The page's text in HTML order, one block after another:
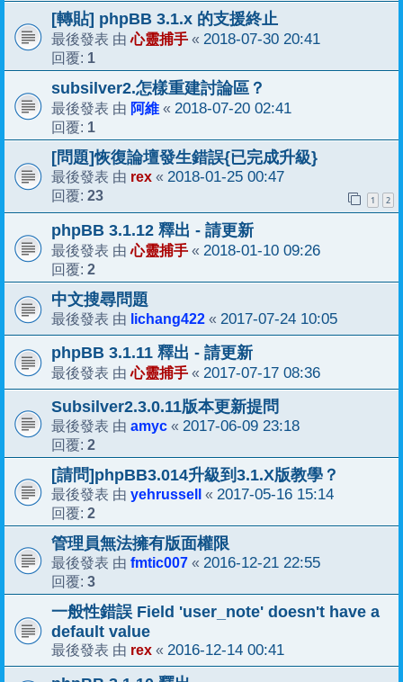
[轉貼] phpBB 3.1.x 的支援終止
最後發表 由心靈捕手 « 2018-07-30 20:41
回覆: 1
subsilver2.怎樣重建討論區？
最後發表 由 阿維 « 2018-07-20 02:41
回覆: 1
[問題]恢復論壇發生錯誤{已完成升級}
最後發表 由 rex « 2018-01-25 00:47
回覆: 23 1 2
phpBB 3.1.12 釋出 - 請更新
最後發表 由心靈捕手 « 2018-01-10 09:26
回覆: 2
中文搜尋問題
最後發表 由 lichang422 « 2017-07-24 10:05
phpBB 3.1.11 釋出 - 請更新
最後發表 由心靈捕手 « 2017-07-17 08:36
Subsilver2.3.0.11版本更新提問
最後發表 由 amyc « 2017-06-09 23:18
回覆: 2
[請問]phpBB3.014升級到3.1.X版教學？
最後發表 由 yehrussell « 2017-05-16 15:14
回覆: 2
管理員無法擁有版面權限
最後發表 由 fmtic007 « 2016-12-21 22:55
回覆: 3
一般性錯誤 Field 'user_note' doesn't have a
default value
最後發表 由 rex « 2016-12-14 00:41